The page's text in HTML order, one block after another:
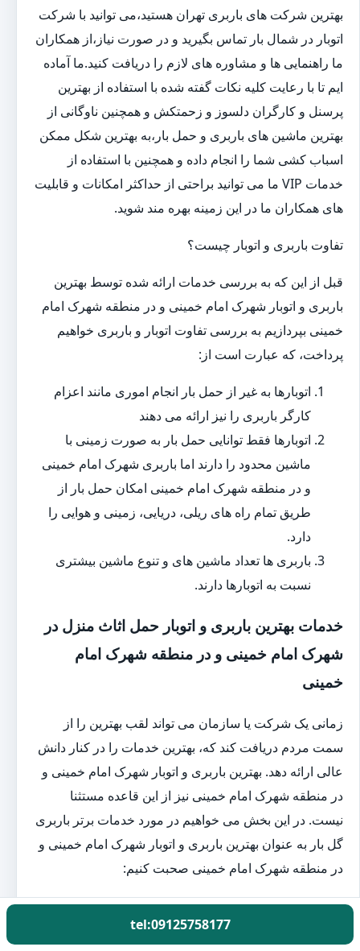
بهترین شرکت های باربری تهران هستید،می توانید با شرکت
اتوبار در شمال بار تماس بگیرید و در صورت نیاز،از همکاران
ما راهنمایی ها و مشاوره های لازم را دریافت کنید.ما آماده
ایم تا با رعایت کلیه نکات گفته شده با استفاده از بهترین
پرسنل و کارگران دلسوز و زحمتکش و همچنین ناوگانی از
بهترین ماشین های باربری و حمل بار،به بهترین شکل ممکن
اسباب کشی شما را انجام داده و همچنین با استفاده از
خدمات VIP ما می توانید براحتی از حداکثر امکانات و قابلیت
های همکاران ما در این زمینه بهره مند شوید.
تفاوت باربری و اتوبار چیست؟
قبل از این که به بررسی خدمات ارائه شده توسط بهترین
باربری و اتوبار شهرک امام خمینی و در منطقه شهرک امام
خمینی بپردازیم به بررسی تفاوت اتوبار و باربری خواهیم
پرداخت، که عبارت است از:
اتوبارها به غیر از حمل بار انجام اموری مانند اعزام
کارگر باربری را نیز ارائه می دهند
اتوبارها فقط توانایی حمل بار به صورت زمینی با
ماشین محدود را دارند اما باربری شهرک امام خمینی
و در منطقه شهرک امام خمینی امکان حمل بار از
طریق تمام راه های ریلی، دریایی، زمینی و هوایی را
دارد.
باربری ها تعداد ماشین های و تنوع ماشین بیشتری
نسبت به اتوبارها دارند.
خدمات بهترین باربری و اتوبار حمل اثاث منزل در
شهرک امام خمینی و در منطقه شهرک امام
خمینی
زمانی یک شرکت یا سازمان می تواند لقب بهترین را از
سمت مردم دریافت کند که، بهترین خدمات را در کنار دانش
عالی ارائه دهد. بهترین باربری و اتوبار شهرک امام خمینی و
در منطقه شهرک امام خمینی نیز از این قاعده مستثنا
نیست. در این بخش می خواهیم در مورد خدمات برتر باربری
گل بار به عنوان بهترین باربری و اتوبار شهرک امام خمینی و
در منطقه شهرک امام خمینی صحبت کنیم:
بسته بندی اثاث حرفه ای منزل در شهرک امام خمینی و در
منطقه شهرک امام خمینی
tel:09125758177